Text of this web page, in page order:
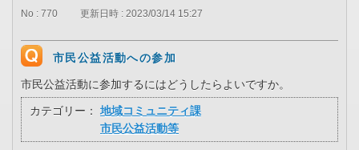
No : 770 更新日時 : 2023/03/14 15:27
市民公益活動への参加
市民公益活動に参加するにはどうしたらよいですか。
カテゴリー：
地域コミュニティ課
市民公益活動等